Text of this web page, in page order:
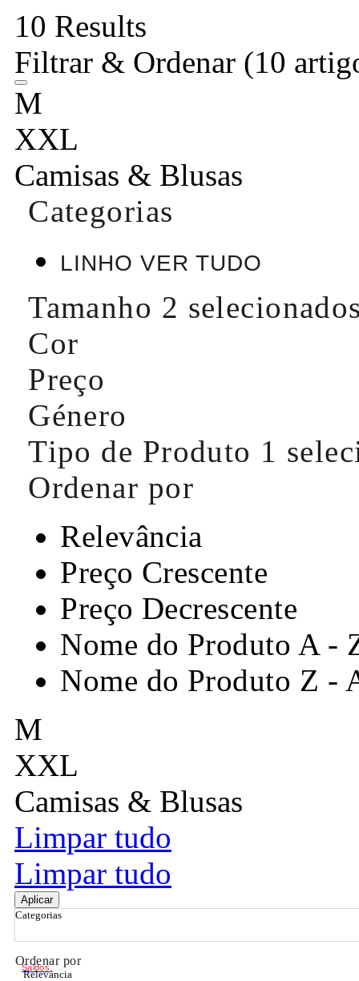
10 Results
Filtrar & Ordenar (10
M
XXL
Camisas & Blusas
Categorias
LINHO VER TUDO
Tamanho 2
Cor
Preço
Género
Tipo de Produto 1
Ordenar por
Relevância
Preço Crescente
Preço Decrescente
Nome do Produto A -
Nome do Produto Z -
M
XXL
Camisas & Blusas
Limpar tudo
Limpar tudo
Aplicar
Categorias
Ordenar por
Relevância
Saldos